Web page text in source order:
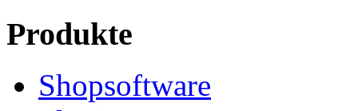
Produkte
Shopsoftware